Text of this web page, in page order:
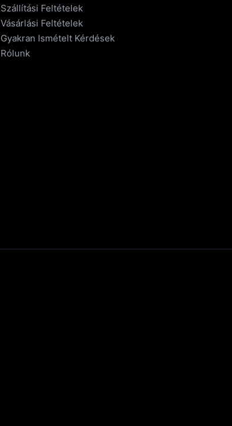
Szállítási Feltételek
Vásárlási Feltételek
Gyakran Ismételt Kérdések
Rólunk